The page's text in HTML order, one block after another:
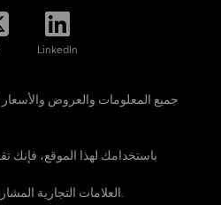
LinkedIn
جميع المعلومات والعروض
باستخدامك لهذا الموقع، فإنك
العلامات التجارية المشار إليها تعود إلى مالكيها الشرعيين.